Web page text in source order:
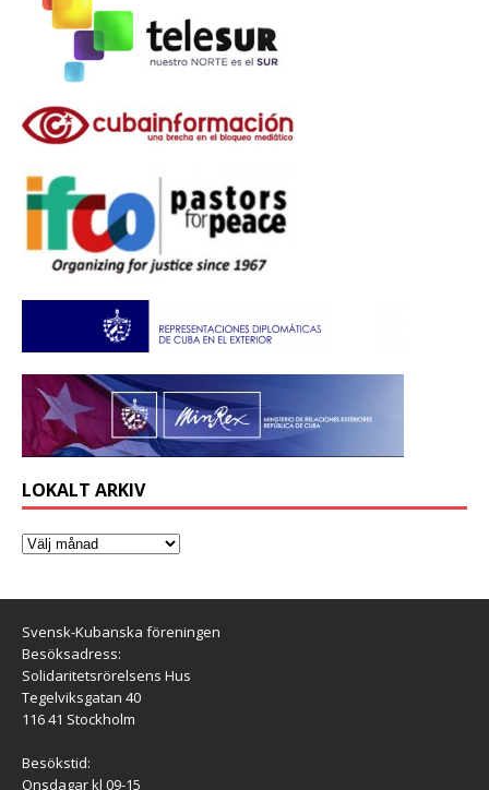
LOKALT ARKIV
Svensk-Kubanska föreningen
Besöksadress:
Solidaritetsrörelsens Hus
Tegelviksgatan 40
116 41 Stockholm
Besökstid:
Onsdagar kl 09-15